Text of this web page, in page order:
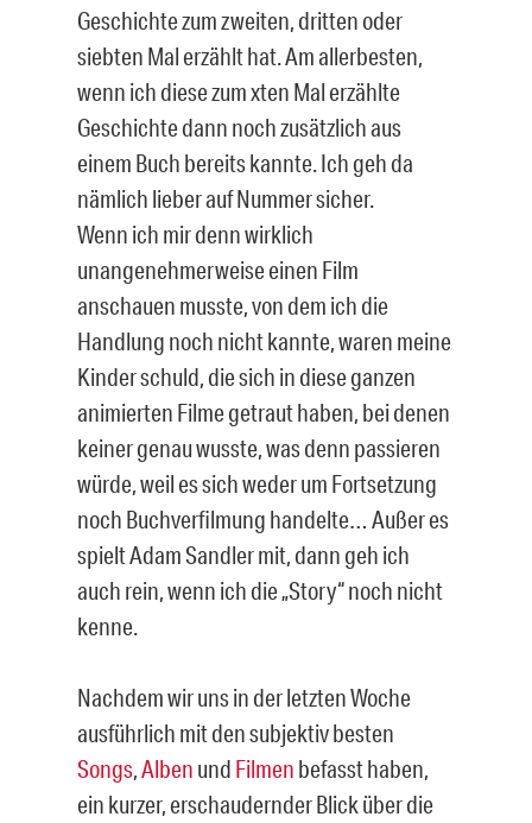
Geschichte zum zweiten, dritten oder
siebten Mal erzählt hat. Am allerbesten,
wenn ich diese zum xten Mal erzählte
Geschichte dann noch zusätzlich aus
einem Buch bereits kannte. Ich geh da
nämlich lieber auf Nummer sicher.
Wenn ich mir denn wirklich
unangenehmerweise einen Film
anschauen musste, von dem ich die
Handlung noch nicht kannte, waren meine
Kinder schuld, die sich in diese ganzen
animierten Filme getraut haben, bei denen
keiner genau wusste, was denn passieren
würde, weil es sich weder um Fortsetzung
noch Buchverfilmung handelte… Außer es
spielt Adam Sandler mit, dann geh ich
auch rein, wenn ich die „Story“ noch nicht
kenne.
Nachdem wir uns in der letzten Woche
ausführlich mit den subjektiv besten
Songs,Alben und Filmen befasst haben,
ein kurzer, erschaudernder Blick über die